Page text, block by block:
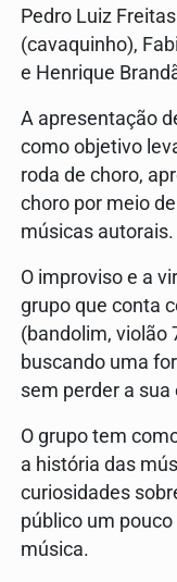
Pedro Luiz
(cavaquinho),
e Henrique
A apresentação
como objetivo
roda de choro,
choro por meio
músicas autorais.
O improviso e a
grupo que conta
(bandolim, violão
buscando uma
sem perder a sua
O grupo tem
a história das
curiosidades
público um
música.